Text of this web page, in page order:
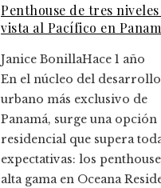
Penthouse de tres
vista al Pacífico en
Janice BonillaHace 1 año
En el núcleo del desarrollo
urbano más exclusivo de
Panamá, surge una opción
residencial que supera
expectativas: los
alta gama en Oceana